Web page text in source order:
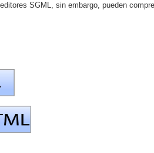
SGML, sin embargo, pueden